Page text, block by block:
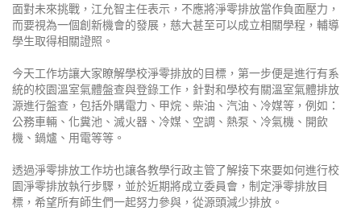
面對未來挑戰，江允智主任表示，不應將淨零排放當作負面壓力，
而要視為一個創新機會的發展，慈大甚至可以成立相關學程，輔導
學生取得相關證照。
今天工作坊讓大家瞭解學校淨零排放的目標，第一步便是進行有系
統的校園溫室氣體盤查與登錄工作，針對和學校有關溫室氣體排放
源進行盤查，包括外購電力、甲烷、柴油、汽油、冷媒等，例如：
公務車輛、化糞池、滅火器、冷媒、空調、熱泵、冷氣機、開飲
機、鍋爐、用電等等。
透過淨零排放工作坊也讓各教學行政主管了解接下來要如何進行校
園淨零排放執行步驟，並於近期將成立委員會，制定淨零排放目
標，希望所有師生們一起努力參與，從源頭減少排放。